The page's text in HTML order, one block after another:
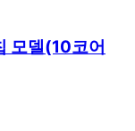
모델(10코어